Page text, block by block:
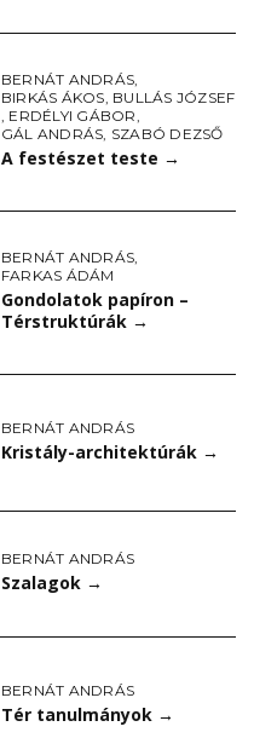
BERNÁT ANDRÁS,
BIRKÁS ÁKOS, BULLÁS JÓZSEF
, ERDÉLYI GÁBOR,
GÁL ANDRÁS, SZABÓ DEZSŐ
A festészet teste →
BERNÁT ANDRÁS,
FARKAS ÁDÁM
Gondolatok papíron –
Térstruktúrák →
BERNÁT ANDRÁS
Kristály-architektúrák →
BERNÁT ANDRÁS
Szalagok →
BERNÁT ANDRÁS
Tér tanulmányok →